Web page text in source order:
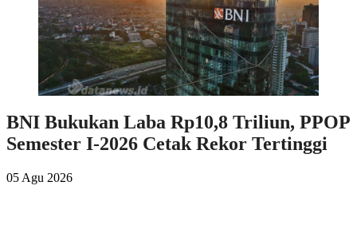
BNI Bukukan Laba Rp10,8 Triliun, PPOP
Semester I-2026 Cetak Rekor Tertinggi
05 Agu 2026